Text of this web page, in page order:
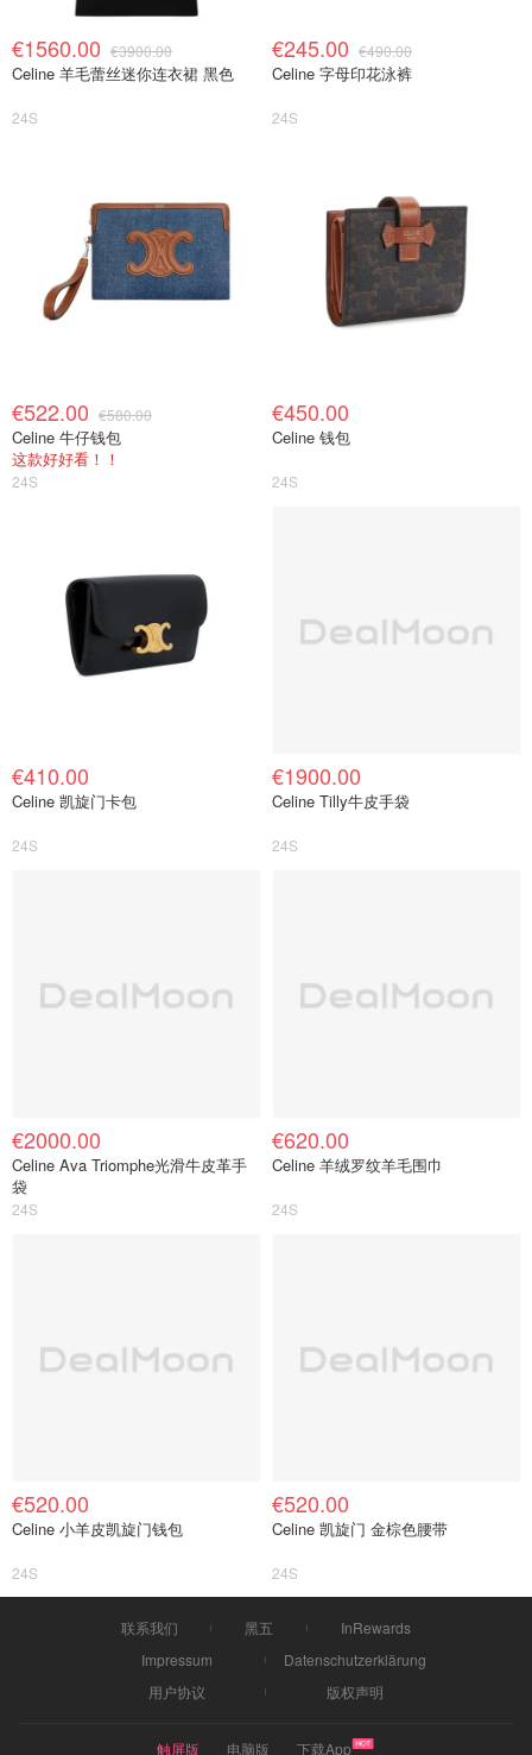
€1560.00 €3900.00
Celine 羊毛蕾丝迷你连衣裙 黑色
24S
€245.00 €490.00
Celine 字母印花泳裤
24S
€522.00 €580.00
Celine 牛仔钱包
这款好好看！！
24S
€450.00
Celine 钱包
24S
€410.00
Celine 凯旋门卡包
24S
€1900.00
Celine Tilly牛皮手袋
24S
€2000.00
Celine Ava Triomphe光滑牛皮革手
袋
24S
€620.00
Celine 羊绒罗纹羊毛围巾
24S
€520.00
Celine 小羊皮凯旋门钱包
24S
€520.00
Celine 凯旋门 金棕色腰带
24S
联系我们 黑五
InRewards
Impressum
Datenschutzerklärung
用户协议
版权声明
触屏版 电脑版 下载App